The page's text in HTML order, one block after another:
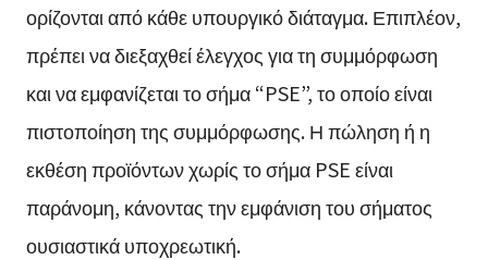
ορίζονται από κάθε υπουργικό διάταγμα. Επιπλέον,
πρέπει να διεξαχθεί έλεγχος για τη συμμόρφωση
και να εμφανίζεται το σήμα “PSE”, το οποίο είναι
πιστοποίηση της συμμόρφωσης. Η πώληση ή η
εκθέση προϊόντων χωρίς το σήμα PSE είναι
παράνομη, κάνοντας την εμφάνιση του σήματος
ουσιαστικά υποχρεωτική.